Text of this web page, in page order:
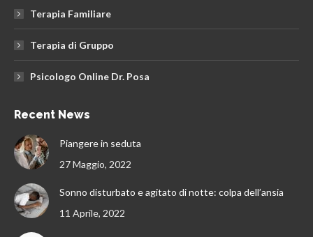
Terapia Familiare
Terapia di Gruppo
Psicologo Online Dr. Posa
Recent News
Piangere in seduta
27 Maggio, 2022
Sonno disturbato e agitato di notte: colpa dell’ansia
11 Aprile, 2022